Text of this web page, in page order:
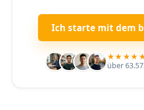
Ich starte mit dem
über